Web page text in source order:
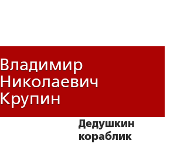
Владимир
Николаевич
Крупин
Дедушкин
кораблик